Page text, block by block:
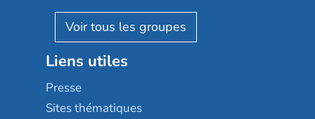
Reseda
Stella management
Les villages d'or
Sérénys
Résidences services Villa Médicis
Résidalya
Groupe aplus
AGE D'OR Services
Liens utiles
Presse
Sites thématiques